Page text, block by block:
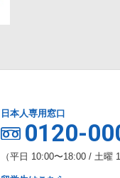
日本人専用窓口
0120-
（平日 10:00〜18:00 / 土曜